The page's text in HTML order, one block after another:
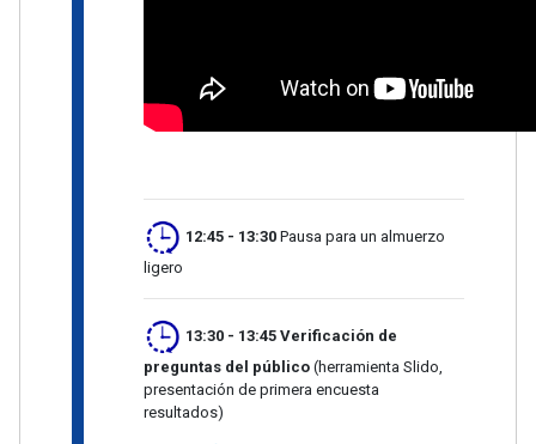
12:45 - 13:30Pausa para un almuerzo
ligero
13:30 - 13:45 Verificación de
preguntas del público(herramienta Slido,
presentación de primera encuesta
resultados)